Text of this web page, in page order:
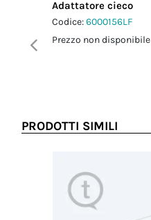
Adattatore cieco
Codice:6000156LF
Prezzo non disponibile
PRODOTTI SIMILI